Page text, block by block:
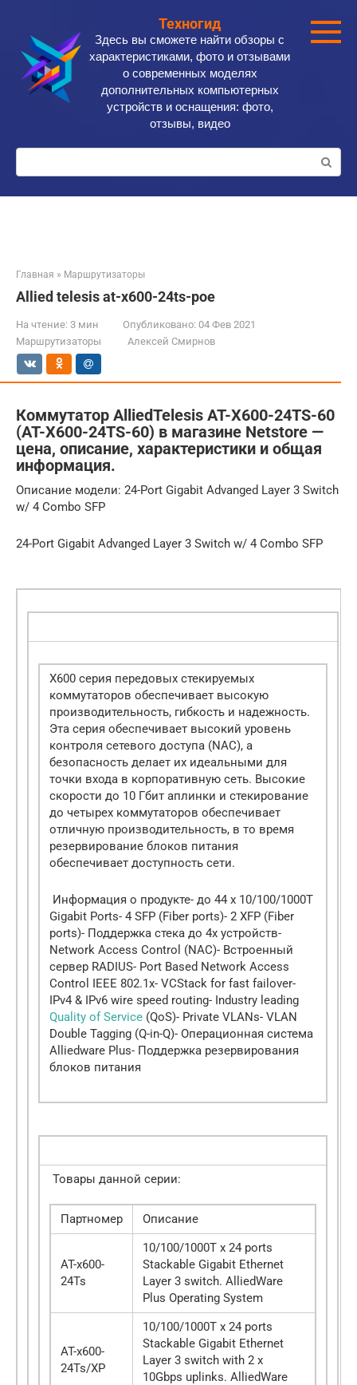
контенту
Техногид
Здесь вы сможете найти обзоры с
характеристиками, фото и отзывами
о современных моделях
дополнительных компьютерных
устройств и оснащения: фото,
отзывы, видео
Поиск:
Главная » Маршрутизаторы
Allied telesis at-x600-24ts-poe
На чтение: 3 мин Опубликовано: 04 Фев 2021
Маршрутизаторы
Алексей Смирнов
Коммутатор AlliedTelesis AT-X600-24TS-60
(AT-X600-24TS-60) в магазине Netstore —
цена, описание, характеристики и общая
информация.
Описание модели: 24-Port Gigabit Advanged Layer 3 Switch
w/ 4 Combo SFP
24-Port Gigabit Advanged Layer 3 Switch w/ 4 Combo SFP
X600 серия передовых стекируемых
коммутаторов обеспечивает высокую
производительность, гибкость и надежность.
Эта серия обеспечивает высокий уровень
контроля сетевого доступа (NAC), а
безопасность делает их идеальными для
точки входа в корпоративную сеть. Высокие
скорости до 10 Гбит аплинки и стекирование
до четырех коммутаторов обеспечивает
отличную производительность, в то время
резервирование блоков питания
обеспечивает доступность сети.
Информация о продукте- до 44 x 10/100/1000T
Gigabit Ports- 4 SFP (Fiber ports)- 2 XFP (Fiber
ports)- Поддержка стека до 4х устройств-
Network Access Control (NAC)- Встроенный
сервер RADIUS- Port Based Network Access
Control IEEE 802.1x- VCStack for fast failover-
IPv4 & IPv6 wire speed routing- Industry leading
Quality of Service (QoS)- Private VLANs- VLAN
Double Tagging (Q-in-Q)- Операционная система
Alliedware Plus- Поддержка резервирования
блоков питания
Товары данной серии:
Партномер Описание
AT-x600-
24Ts
10/100/1000T x 24 ports
Stackable Gigabit Ethernet
Layer 3 switch. AlliedWare
Plus Operating System
AT-x600-
24Ts/XP
10/100/1000T x 24 ports
Stackable Gigabit Ethernet
Layer 3 switch with 2 x
10Gbps uplinks. AlliedWare